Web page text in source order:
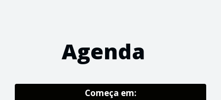
Agenda
Começa em: